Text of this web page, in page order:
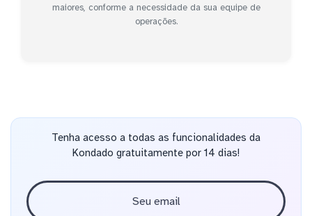
maiores, conforme a necessidade da sua equipe de
operações.
Tenha acesso a todas as funcionalidades da
Kondado gratuitamente por 14 dias!